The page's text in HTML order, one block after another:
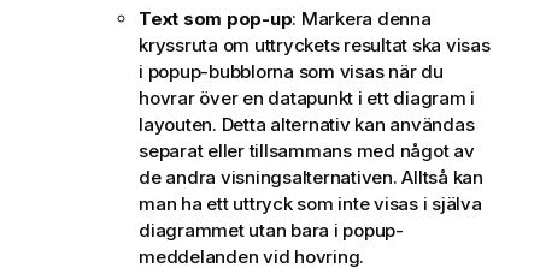
Text som pop-up: Markera denna
kryssruta om uttryckets resultat ska visas
i popup-bubblorna som visas när du
hovrar över en datapunkt i ett diagram i
layouten. Detta alternativ kan användas
separat eller tillsammans med något av
de andra visningsalternativen. Alltså kan
man ha ett uttryck som inte visas i själva
diagrammet utan bara i popup-
meddelanden vid hovring.